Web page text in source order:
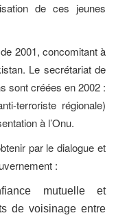
de ces jeunes
2001, concomitant à
Le secrétariat de
sont créées en 2002 :
terroriste régionale)
à l’Onu.
par le dialogue et
:
mutuelle et
de voisinage entre